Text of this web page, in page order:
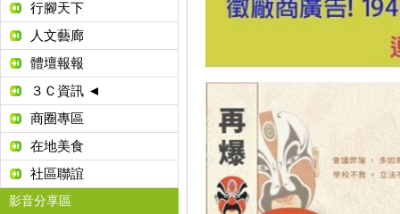
行腳天下
人文藝廊
體壇報報
３Ｃ資訊 ◄
商圈專區
在地美食
社區聯誼
影音分享區